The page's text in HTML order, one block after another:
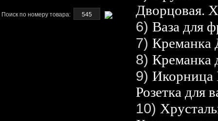
Поиск по номеру товара:
Дворцовая.
6) Ваза для
7) Креманка
8) Креманка
9) Икорница
Розетка для
10)